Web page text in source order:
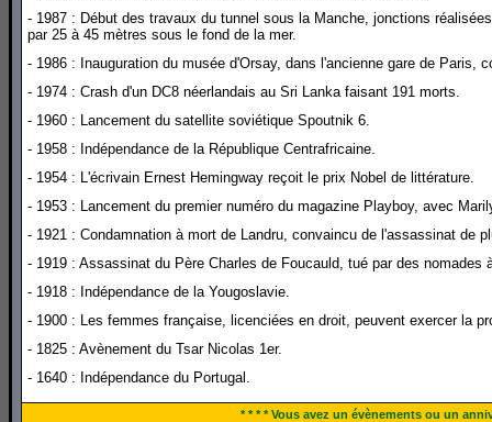
- 1987 : Début des travaux du tunnel sous la Manche, jonctions
par 25 à 45 mètres sous le fond de la mer.
- 1986 : Inauguration du musée d'Orsay, dans l'ancienne gare de Paris,
- 1974 : Crash d'un DC8 néerlandais au Sri Lanka faisant 191 morts.
- 1960 : Lancement du satellite soviétique Spoutnik 6.
- 1958 : Indépendance de la République Centrafricaine.
- 1954 : L'écrivain Ernest Hemingway reçoit le prix Nobel de littérature.
- 1953 : Lancement du premier numéro du magazine Playboy, avec
- 1921 : Condamnation à mort de Landru, convaincu de l'assassinat de
- 1919 : Assassinat du Père Charles de Foucauld, tué par des nomades
- 1918 : Indépendance de la Yougoslavie.
- 1900 : Les femmes française, licenciées en droit, peuvent exercer la
- 1825 : Avènement du Tsar Nicolas 1er.
- 1640 : Indépendance du Portugal.
* * * * Vous avez un évènements ou un